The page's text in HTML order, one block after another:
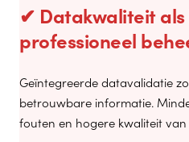
✔ Datakwaliteit als
professioneel
Geïntegreerde datavalidatie
betrouwbare informatie.
fouten en hogere kwaliteit van